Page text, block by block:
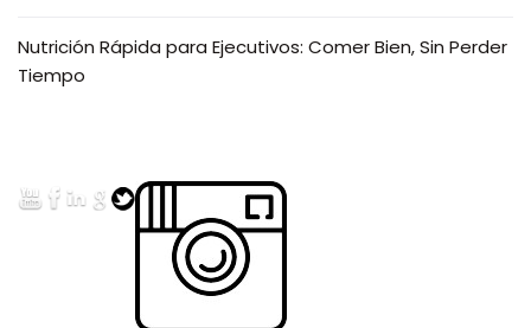
Nutrición Rápida para Ejecutivos: Comer Bien, Sin Perder
Tiempo